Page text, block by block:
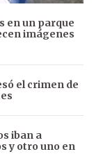
en un parque
imágenes
el crimen de
iban a
y otro uno en